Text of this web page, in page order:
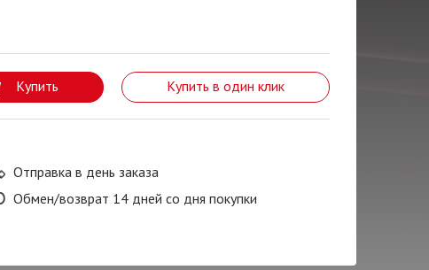
Купить Купить в один клик
Отправка в день заказа
Обмен/возврат 14 дней со дня покупки